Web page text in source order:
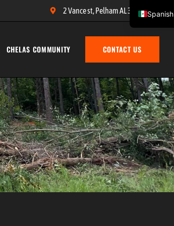
2 Vance st, Pelham AL 35124
CHELAS COMMUNITY CONTACT US
Spanish
English